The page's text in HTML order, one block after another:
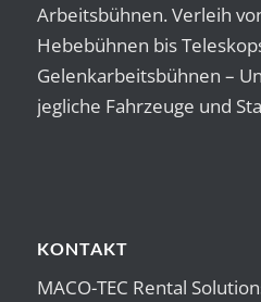
Arbeitsbühnen. Verleih
Hebebühnen bis
Gelenkarbeitsbühnen –
jegliche Fahrzeuge und
KONTAKT
MACO-TEC Rental